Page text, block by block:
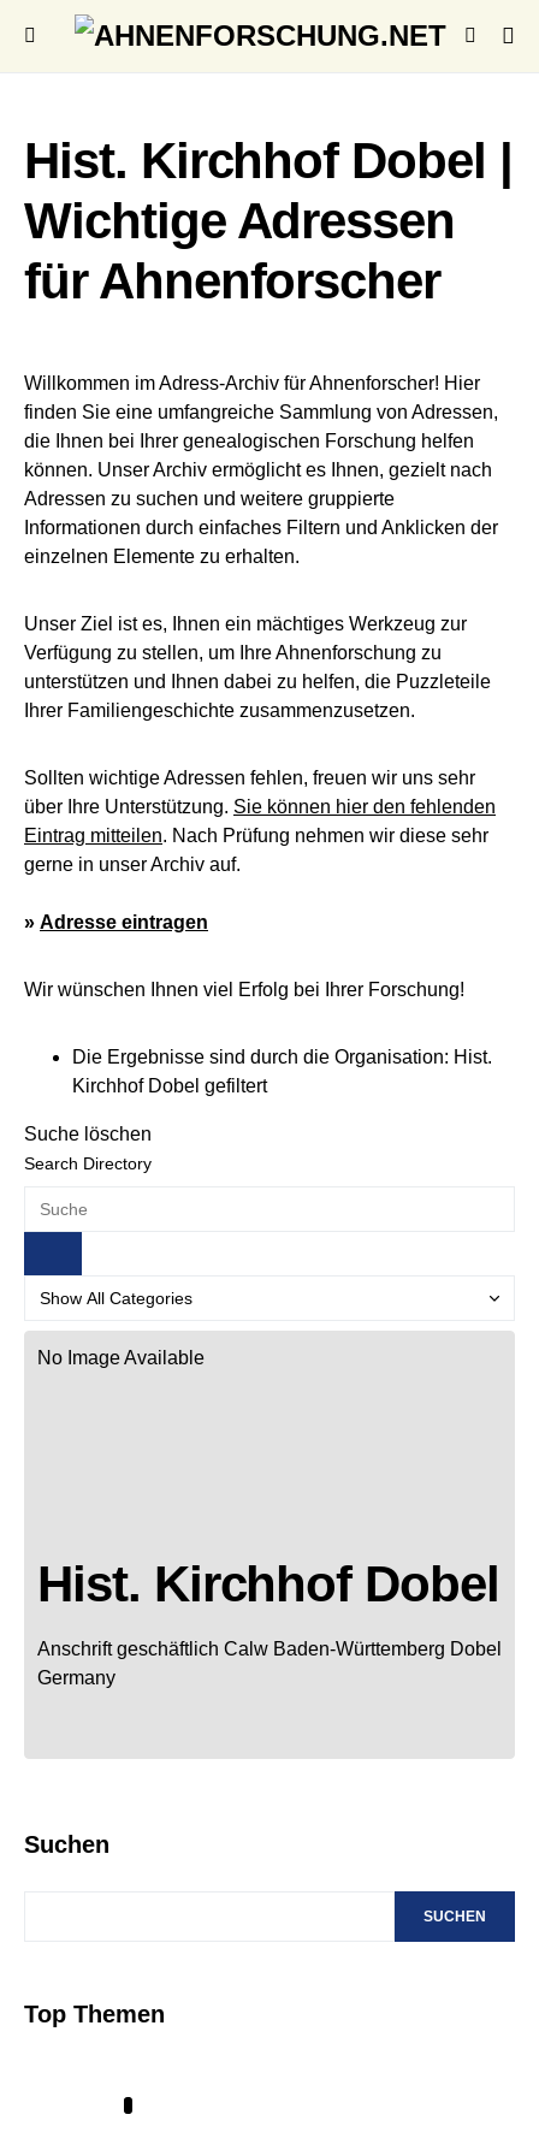
Hist. Kirchhof Dobel |
Wichtige Adressen
für Ahnenforscher
Willkommen im Adress-Archiv für Ahnenforscher! Hier
finden Sie eine umfangreiche Sammlung von Adressen,
die Ihnen bei Ihrer genealogischen Forschung helfen
können. Unser Archiv ermöglicht es Ihnen, gezielt nach
Adressen zu suchen und weitere gruppierte
Informationen durch einfaches Filtern und Anklicken der
einzelnen Elemente zu erhalten.
Unser Ziel ist es, Ihnen ein mächtiges Werkzeug zur
Verfügung zu stellen, um Ihre Ahnenforschung zu
unterstützen und Ihnen dabei zu helfen, die Puzzleteile
Ihrer Familiengeschichte zusammenzusetzen.
Sollten wichtige Adressen fehlen, freuen wir uns sehr
über Ihre Unterstützung. Sie können hier den fehlenden
Eintrag mitteilen. Nach Prüfung nehmen wir diese sehr
gerne in unser Archiv auf.
» Adresse eintragen
Wir wünschen Ihnen viel Erfolg bei Ihrer Forschung!
Die Ergebnisse sind durch die Organisation: Hist.
Kirchhof Dobel gefiltert
Suche löschen
Search Directory
No Image Available
Hist. Kirchhof Dobel
Anschrift geschäftlich Calw Baden-Württemberg Dobel
Germany
Suchen
SUCHEN
Top Themen